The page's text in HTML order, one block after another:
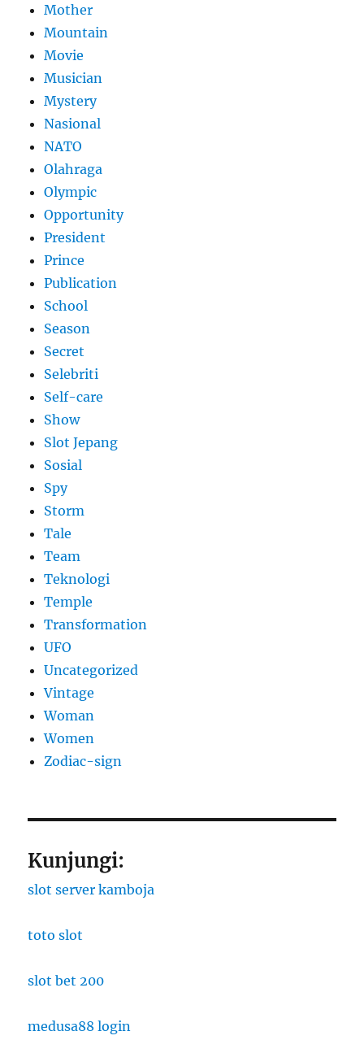
Mother
Mountain
Movie
Musician
Mystery
Nasional
NATO
Olahraga
Olympic
Opportunity
President
Prince
Publication
School
Season
Secret
Selebriti
Self-care
Show
Slot Jepang
Sosial
Spy
Storm
Tale
Team
Teknologi
Temple
Transformation
UFO
Uncategorized
Vintage
Woman
Women
Zodiac-sign
Kunjungi:
slot server kamboja
toto slot
slot bet 200
medusa88 login